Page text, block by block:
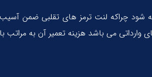
شود چراکه لنت ترمز های تقلبی
می باشد هزینه تعمیر آن به مراتب